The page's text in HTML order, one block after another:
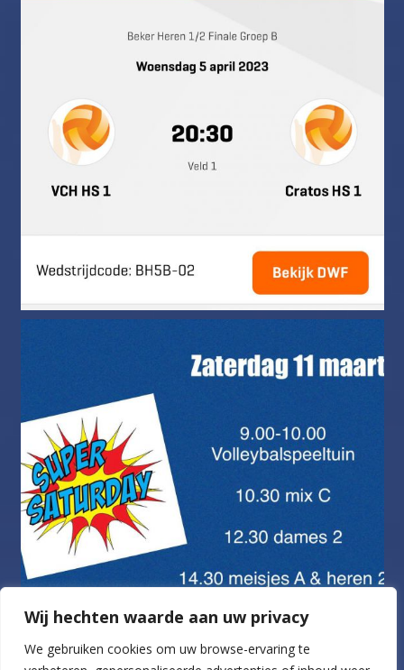
Wij hechten waarde aan uw privacy
We gebruiken cookies om uw browse-ervaring te